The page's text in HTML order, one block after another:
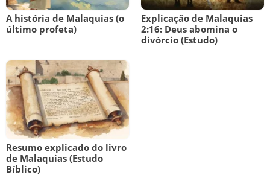
A história de Malaquias (o
último profeta)
Explicação de Malaquias
2:16: Deus abomina o
divórcio (Estudo)
Resumo explicado do livro
de Malaquias (Estudo
Bíblico)